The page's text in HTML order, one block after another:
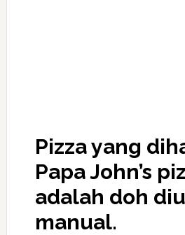
Pizza yang
Papa John’s
adalah doh
manual.